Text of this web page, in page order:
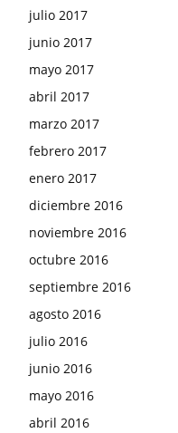
julio 2017
junio 2017
mayo 2017
abril 2017
marzo 2017
febrero 2017
enero 2017
diciembre 2016
noviembre 2016
octubre 2016
septiembre 2016
agosto 2016
julio 2016
junio 2016
mayo 2016
abril 2016